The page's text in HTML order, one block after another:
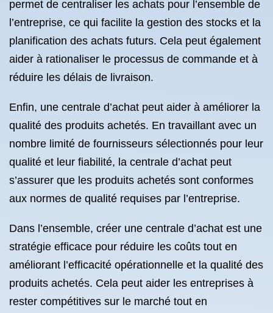
permet de centraliser les achats pour l’ensemble de
l’entreprise, ce qui facilite la gestion des stocks et la
planification des achats futurs. Cela peut également
aider à rationaliser le processus de commande et à
réduire les délais de livraison.
Enfin, une centrale d’achat peut aider à améliorer la
qualité des produits achetés. En travaillant avec un
nombre limité de fournisseurs sélectionnés pour leur
qualité et leur fiabilité, la centrale d’achat peut
s’assurer que les produits achetés sont conformes
aux normes de qualité requises par l’entreprise.
Dans l’ensemble, créer une centrale d’achat est une
stratégie efficace pour réduire les coûts tout en
améliorant l’efficacité opérationnelle et la qualité des
produits achetés. Cela peut aider les entreprises à
rester compétitives sur le marché tout en